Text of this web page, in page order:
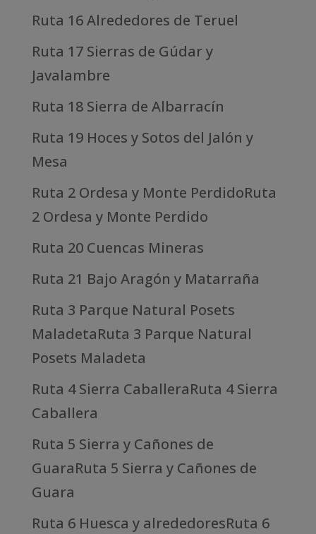
Ruta 16 Alrededores de Teruel
Ruta 17 Sierras de Gúdar y
Javalambre
Ruta 18 Sierra de Albarracín
Ruta 19 Hoces y Sotos del Jalón y
Mesa
Ruta 2 Ordesa y Monte PerdidoRuta
2 Ordesa y Monte Perdido
Ruta 20 Cuencas Mineras
Ruta 21 Bajo Aragón y Matarraña
Ruta 3 Parque Natural Posets
MaladetaRuta 3 Parque Natural
Posets Maladeta
Ruta 4 Sierra CaballeraRuta 4 Sierra
Caballera
Ruta 5 Sierra y Cañones de
GuaraRuta 5 Sierra y Cañones de
Guara
Ruta 6 Huesca y alrededoresRuta 6